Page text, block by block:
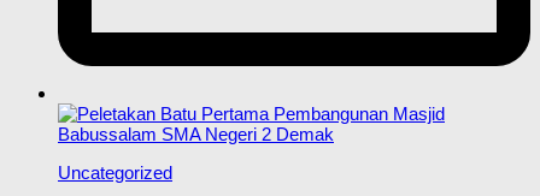
Uncategorized